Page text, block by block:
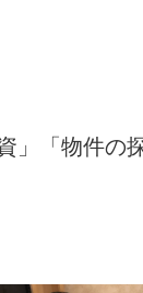
」「物件の